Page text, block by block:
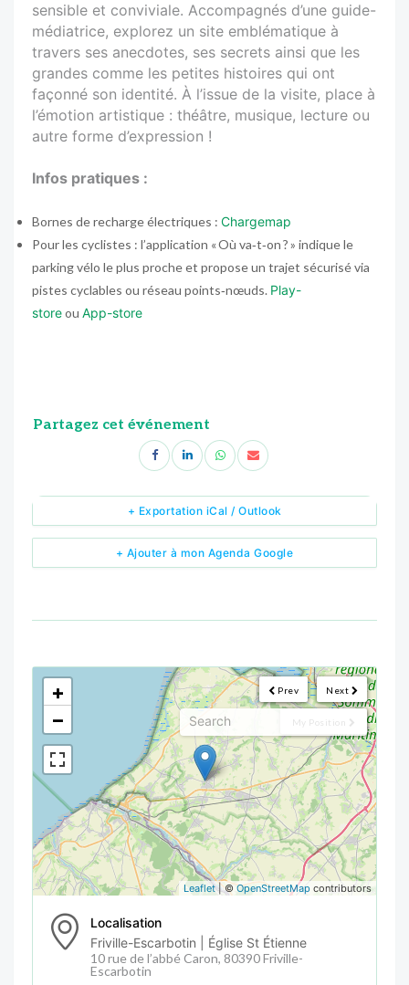
sensible et conviviale. Accompagnés d’une guide-
médiatrice, explorez un site emblématique à
travers ses anecdotes, ses secrets ainsi que les
grandes comme les petites histoires qui ont
façonné son identité. À l’issue de la visite, place à
l’émotion artistique : théâtre, musique, lecture ou
autre forme d’expression !
Infos pratiques :
Bornes de recharge électriques : Chargemap
Pour les cyclistes : l’application « Où va‑t‑on ? » indique le
parking vélo le plus proche et propose un trajet sécurisé via
pistes cyclables ou réseau points‑nœuds. Play-
storeou App-store
Partagez cet événement
+ Ajouter à mon Agenda Google
+ Exportation iCal / Outlook
Next
Prev
My Position
<!---->
+
−
Leaflet| ©OpenStreetMap contributors
Localisation
Friville-Escarbotin | Église St Étienne
10 rue de l’abbé Caron, 80390 Friville-
Escarbotin